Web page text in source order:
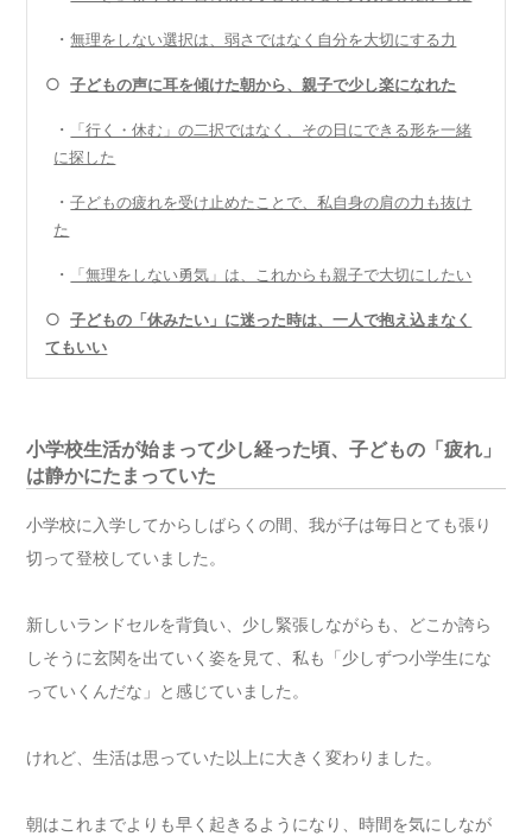
・無理をしない選択は、弱さではなく自分を大切にする力
○子どもの声に耳を傾けた朝から、親子で少し楽になれた
・
「行く・休む」の二択ではなく、その日にできる形を一緒
に探した
・子どもの疲れを受け止めたことで、私自身の肩の力も抜け
た
・ 「無理をしない勇気」は、これからも親子で大切にしたい
○子どもの「休みたい」に迷った時は、一人で抱え込まなく
てもいい
小学校生活が始まって少し経った頃、子どもの「疲れ」
は静かにたまっていた
小学校に入学してからしばらくの間、我が子は毎日とても張り
切って登校していました。
新しいランドセルを背負い、少し緊張しながらも、どこか誇ら
しそうに玄関を出ていく姿を見て、私も「少しずつ小学生にな
っていくんだな」と感じていました。
けれど、生活は思っていた以上に大きく変わりました。
朝はこれまでよりも早く起きるようになり、時間を気にしなが